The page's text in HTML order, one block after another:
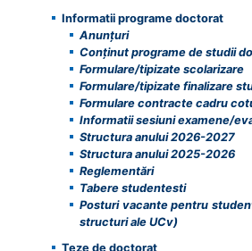
Informatii programe doctorat
Anunțuri
Conţinut programe de studii
Formulare/tipizate scolarizare
Formulare/tipizate finalizare
Formulare contracte cadru
Informatii sesiuni examene/
Structura anului 2026-2027
Structura anului 2025-2026
Reglementări
Tabere studentesti
Posturi vacante pentru
structuri ale UCv)
Teze de doctorat